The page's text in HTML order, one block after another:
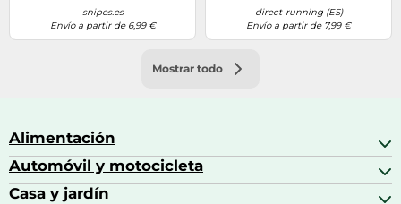
snipes.es
Envío a partir de 6,99 €
direct-running (ES)
Envío a partir de 7,99 €
Mostrar todo
Alimentación
Bebidas
Bebidas espirituosas
Automóvil y motocicleta
Accesorios para coche
Casa y jardín